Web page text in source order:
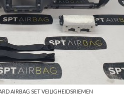
AIRBAG SET VEILIGHEIDSRIEMEN